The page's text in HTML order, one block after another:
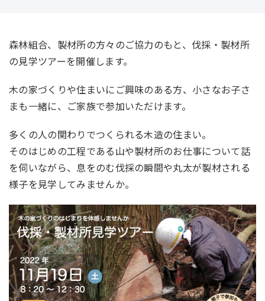
森林組合、製材所の方々のご協力のもと、伐採・製材所
の見学ツアーを開催します。
木の家づくりや住まいにご興味のある方、小さなお子さ
まも一緒に、ご家族で参加いただけます。
多くの人の関わりでつくられる木造の住まい。
そのはじめの工程である山や製材所のお仕事について話
を伺いながら、息をのむ伐採の瞬間や丸太が製材される
様子を見学してみませんか。